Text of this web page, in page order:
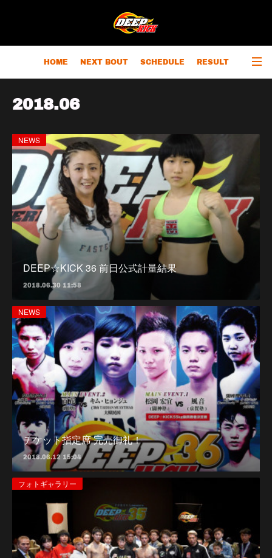
HOME NEXT BOUT SCHEDULE RESULT
2018.06
NEWS
DEEP☆KICK 36 前日公式計量結果
2018.06.30 11:58
NEWS
チケット指定席 完売御礼！
2018.06.12 15:04
フォトギャラリー